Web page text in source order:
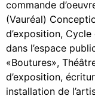
commande
(Vauréal)
d’exposition,
dans l’espace
«Boutures»,
d’exposition,
installation de